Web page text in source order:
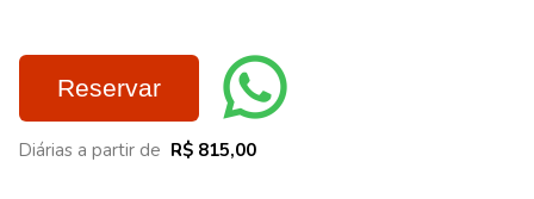
Reservar
Diárias a partir de R$ 815,00